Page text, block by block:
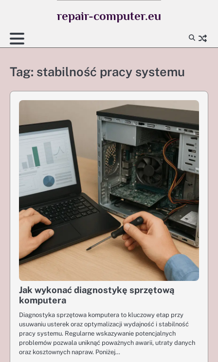
repair-computer.eu
Tag: stabilność pracy systemu
Jak wykonać diagnostykę sprzętową
komputera
Diagnostyka sprzętowa komputera to kluczowy etap przy
usuwaniu usterek oraz optymalizacji wydajność i stabilność
pracy systemu. Regularne wskazywanie potencjalnych
problemów pozwala uniknąć poważnych awarii, utraty danych
oraz kosztownych napraw. Poniżej…